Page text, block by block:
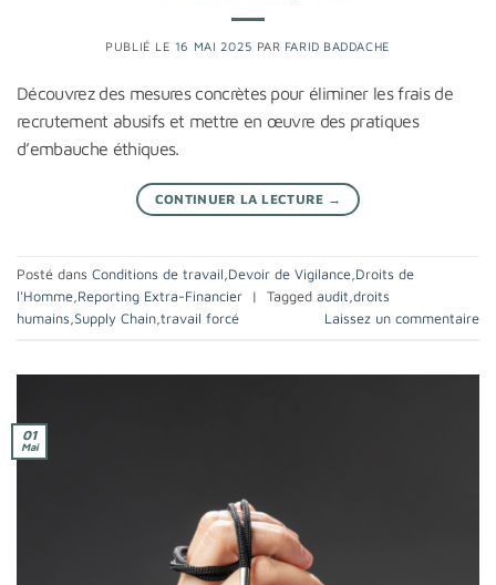
PUBLIÉ LE 16 MAI 2025 PAR FARID BADDACHE
Découvrez des mesures concrètes pour éliminer les frais de
recrutement abusifs et mettre en œuvre des pratiques
d’embauche éthiques.
CONTINUER LA LECTURE →
Posté dans Conditions de travail,Devoir de Vigilance,Droits de
l'Homme,Reporting Extra-Financier | Tagged audit,droits
humains,Supply Chain,travail forcé Laissez un commentaire
01
Mai